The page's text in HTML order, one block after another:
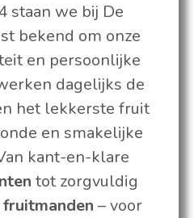
staan we bij De
bekend om onze
en persoonlijke
dagelijks de
het lekkerste fruit
en smakelijke
kant-en-klare
tot zorgvuldig
fruitmanden – voor